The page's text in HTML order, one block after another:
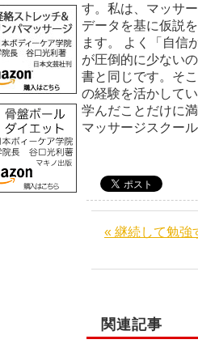
す。私は、マッサ
データを基に仮説
ます。 よく「自信
が圧倒的に少ない
書と同じです。そ
の経験を活かして
学んだことだけに
マッサージスクール
« 継続して勉強
関連記事